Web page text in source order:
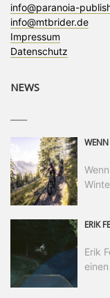
info@paranoia-
info@mtbrider.de
Impressum
Datenschutz
NEWS
Erik